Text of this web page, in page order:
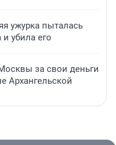
ужурка пыталась
убила его
за свои деньги
Архангельской